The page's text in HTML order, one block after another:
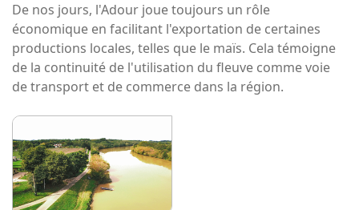
De nos jours, l'Adour joue toujours un rôle
économique en facilitant l'exportation de certaines
productions locales, telles que le maïs. Cela témoigne
de la continuité de l'utilisation du fleuve comme voie
de transport et de commerce dans la région.